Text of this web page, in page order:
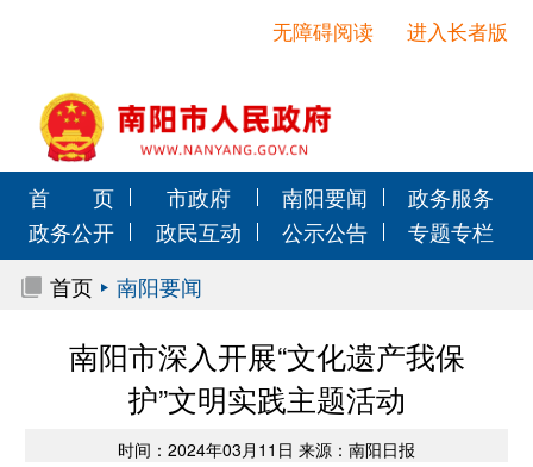
进入长者版
无障碍阅读
首 页 市政府 南阳要闻
政务服务
政务公开
政民互动 公示公告
专题专栏
首页
南阳要闻
南阳市深入开展“文化遗产我保
护”文明实践主题活动
时间：2024年03月11日 来源：南阳日报